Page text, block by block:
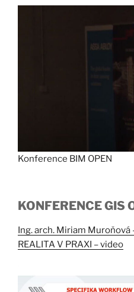
Konference BIM OPEN
KONFERENCE GIS
Ing. arch. Miriam Muroňová
REALITA V PRAXI – video